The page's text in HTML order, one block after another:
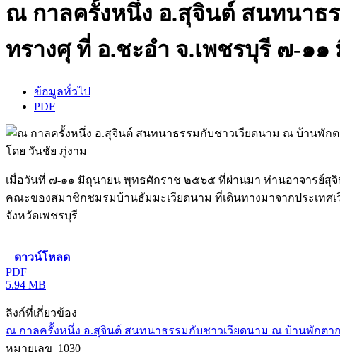
ณ กาลครั้งหนึ่ง อ.สุจินต์ สนทนาธ
ทรางศุ ที่ อ.ชะอำ จ.เพชรบุรี ๗-๑๑
ข้อมูลทั่วไป
PDF
โดย วันชัย ภู่งาม
เมื่อวันที่ ๗-๑๑ มิถุนายน พุทธศักราช ๒๕๖๕ ที่ผ่านมา ท่านอาจารย์สุจิ
คณะของสมาชิกชมรมบ้านธัมมะเวียดนาม ที่เดินทางมาจากประเทศ
จังหวัดเพชรบุรี
ดาวน์โหลด
PDF
5.94 MB
ลิงก์ที่เกี่ยวข้อง
ณ กาลครั้งหนึ่ง อ.สุจินต์ สนทนาธรรมกับชาวเวียดนาม ณ บ้านพักต
หมายเลข 1030